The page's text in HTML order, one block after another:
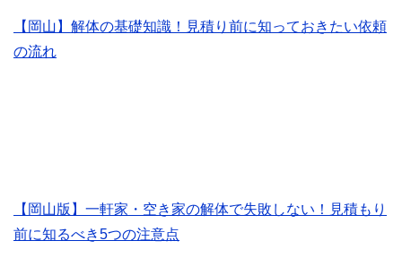
【岡山】解体の基礎知識！見積り前に知っておきたい依頼
の流れ
【岡山版】一軒家・空き家の解体で失敗しない！見積もり
前に知るべき5つの注意点